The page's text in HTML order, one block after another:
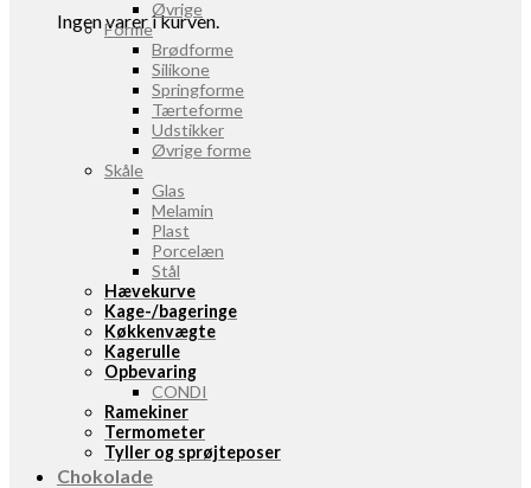
Ingen varer i kurven.
Øvrige
Forme
Brødforme
Silikone
Springforme
Tærteforme
Udstikker
Øvrige forme
Skåle
Glas
Melamin
Plast
Porcelæn
Stål
Hævekurve
Kage-/bageringe
Køkkenvægte
Kagerulle
Opbevaring
CONDI
Ramekiner
Termometer
Tyller og sprøjteposer
Chokolade